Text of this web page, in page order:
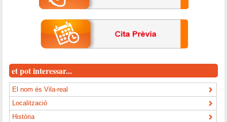
et pot interessar...
El nom és Vila-real
Localització
Història